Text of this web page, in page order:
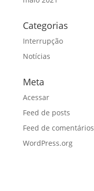
Categorias
Interrupção
Notícias
Meta
Acessar
Feed de posts
Feed de comentários
WordPress.org